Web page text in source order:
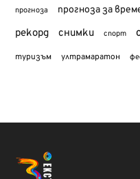
прогноза прогноза за
рекорд снимки спорт
туризъм ултрамаратон